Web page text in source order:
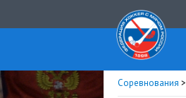
Соревнования >